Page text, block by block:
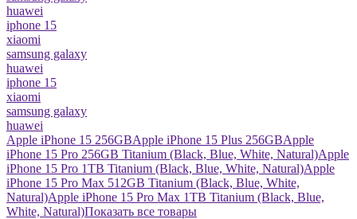
huawei
iphone 15
xiaomi
samsung galaxy
huawei
iphone 15
xiaomi
samsung galaxy
huawei
Apple iPhone 15 256GBApple iPhone 15 Plus 256GBApple
iPhone 15 Pro 256GB Titanium (Black, Blue, White, Natural)Apple
iPhone 15 Pro 1TB Titanium (Black, Blue, White, Natural)Apple
iPhone 15 Pro Max 512GB Titanium (Black, Blue, White,
Natural)Apple iPhone 15 Pro Max 1TB Titanium (Black, Blue,
White, Natural)Показать все товары